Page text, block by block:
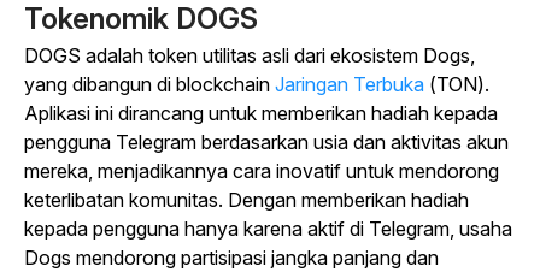
Tokenomik DOGS
DOGS adalah token utilitas asli dari ekosistem Dogs,
yang dibangun di blockchain Jaringan Terbuka (TON).
Aplikasi ini dirancang untuk memberikan hadiah kepada
pengguna Telegram berdasarkan usia dan aktivitas akun
mereka, menjadikannya cara inovatif untuk mendorong
keterlibatan komunitas. Dengan memberikan hadiah
kepada pengguna hanya karena aktif di Telegram, usaha
Dogs mendorong partisipasi jangka panjang dan